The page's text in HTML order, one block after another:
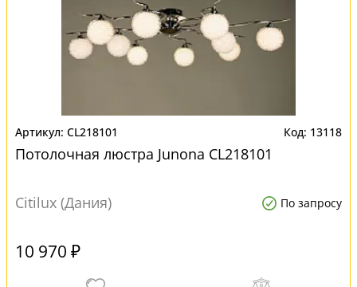
CL218101 13118
Потолочная люстра Junona CL218101
Citilux (Дания) По запросу
10 970 ₽